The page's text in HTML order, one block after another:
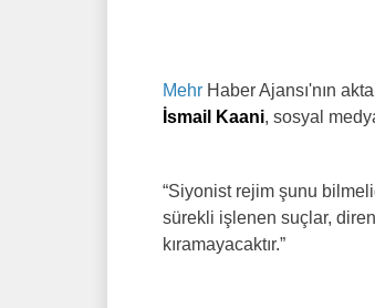
Mehr Haber Ajansı'nın
İsmail Kaani, sosyal
“Siyonist rejim şunu
sürekli işlenen suçlar,
kıramayacaktır.”